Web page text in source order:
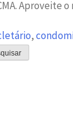
Aproveite
,